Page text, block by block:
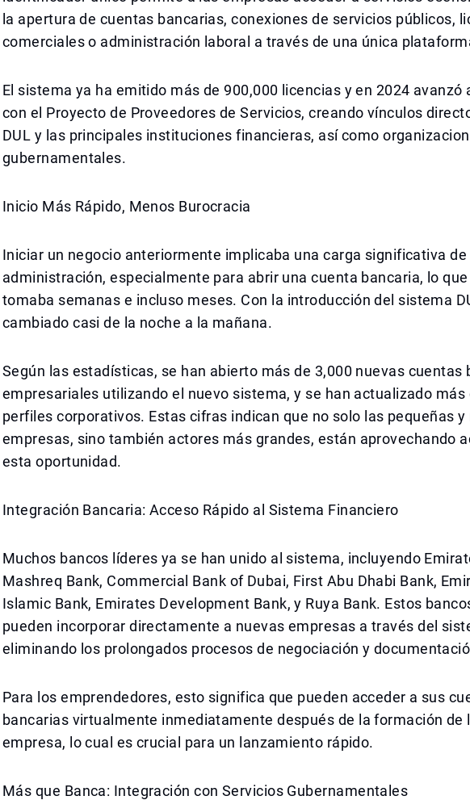
la apertura de cuentas bancarias, conexiones de servicios públicos,
comerciales o administración laboral a través de una única
El sistema ya ha emitido más de 900,000 licencias y en 2024 avanzó
con el Proyecto de Proveedores de Servicios, creando vínculos
DUL y las principales instituciones financieras, así como
gubernamentales.
Inicio Más Rápido, Menos Burocracia
Iniciar un negocio anteriormente implicaba una carga significativa
administración, especialmente para abrir una cuenta bancaria, lo
tomaba semanas e incluso meses. Con la introducción del sistema
cambiado casi de la noche a la mañana.
Según las estadísticas, se han abierto más de 3,000 nuevas cuentas
empresariales utilizando el nuevo sistema, y se han actualizado más
perfiles corporativos. Estas cifras indican que no solo las pequeñas y
empresas, sino también actores más grandes, están aprovechando
esta oportunidad.
Integración Bancaria: Acceso Rápido al Sistema Financiero
Muchos bancos líderes ya se han unido al sistema, incluyendo
Mashreq Bank, Commercial Bank of Dubai, First Abu Dhabi Bank,
Islamic Bank, Emirates Development Bank, y Ruya Bank. Estos
pueden incorporar directamente a nuevas empresas a través del
eliminando los prolongados procesos de negociación y
Para los emprendedores, esto significa que pueden acceder a sus
bancarias virtualmente inmediatamente después de la formación de
empresa, lo cual es crucial para un lanzamiento rápido.
Más que Banca: Integración con Servicios Gubernamentales